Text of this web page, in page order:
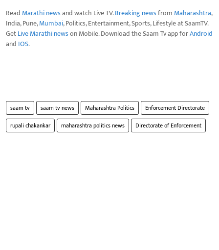
Read Marathi newsand watch Live TV.Breaking newsfrom Maharashtra,
India, Pune,Mumbai, Politics, Entertainment, Sports, Lifestyle at SaamTV.
GetLive Marathi newson Mobile. Download the Saam Tv app forAndroid
and IOS.
saam tv saam tv news Maharashtra Politics
Enforcement Directorate
rupali chakankar
maharashtra politics news Directorate of Enforcement